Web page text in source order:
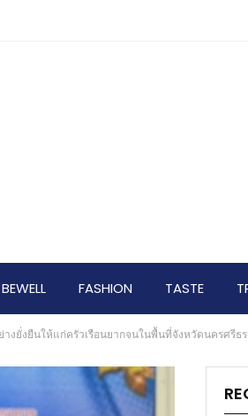
BEWELL FASHION TASTE
ยั่งยืนให้แก่ครัวเรือนยากจนในพื้นที่จังหวัดนครศรี